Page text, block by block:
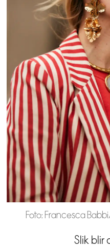
Foto: Francesca
Slik blir